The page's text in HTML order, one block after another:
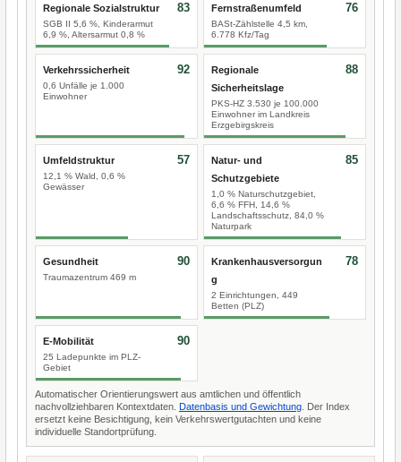
Regionale Sozialstruktur
SGB II 5,6 %, Kinderarmut
6,9 %, Altersarmut 0,8 %
83 Fernstraßenumfeld
BASt-Zählstelle 4,5 km,
6.778 Kfz/Tag
76
Verkehrssicherheit
0,6 Unfälle je 1.000
Einwohner
92
Regionale
Sicherheitslage
PKS-HZ 3.530 je 100.000
Einwohner im Landkreis
Erzgebirgskreis
88
Umfeldstruktur
12,1 % Wald, 0,6 %
Gewässer
57
Natur- und
Schutzgebiete
1,0 % Naturschutzgebiet,
6,6 % FFH, 14,6 %
Landschaftsschutz, 84,0 %
Naturpark
85
Gesundheit
Traumazentrum 469 m
90
Krankenhausversorgun
g
2 Einrichtungen, 449
Betten (PLZ)
78
E-Mobilität
25 Ladepunkte im PLZ-
Gebiet
90
Automatischer Orientierungswert aus amtlichen und öffentlich
nachvollziehbaren Kontextdaten. Datenbasis und Gewichtung . Der Index
ersetzt keine Besichtigung, kein Verkehrswertgutachten und keine
individuelle Standortprüfung.